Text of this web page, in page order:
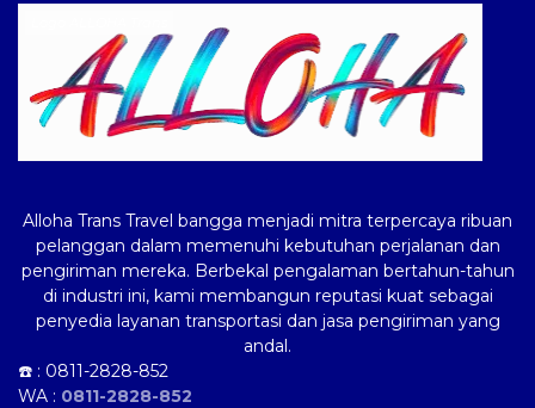
Alloha Trans Travel bangga menjadi mitra terpercaya ribuan
pelanggan dalam memenuhi kebutuhan perjalanan dan
pengiriman mereka. Berbekal pengalaman bertahun-tahun
di industri ini, kami membangun reputasi kuat sebagai
penyedia layanan transportasi dan jasa pengiriman yang
andal.
☎️ : 0811-2828-852
WA : 0811-2828-852